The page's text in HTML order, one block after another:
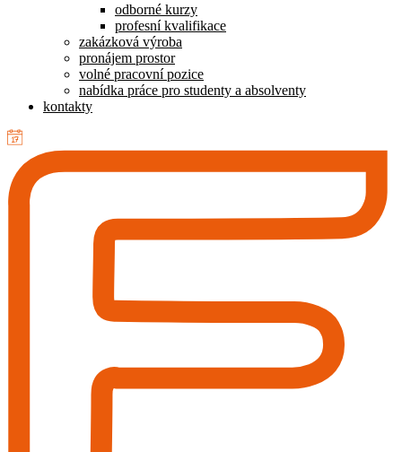
odborné kurzy
profesní kvalifikace
zakázková výroba
pronájem prostor
volné pracovní pozice
nabídka práce pro studenty a absolventy
kontakty